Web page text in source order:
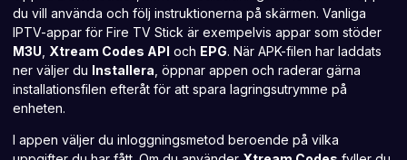
du vill använda och följ instruktionerna på skärmen. Vanliga
IPTV-appar för Fire TV Stick är exempelvis appar som stöder
M3U Xtream Codes API och EPG. När APK-filen har laddats
ner väljer du Installera , öppnar appen och raderar gärna
installationsfilen efteråt för att spara lagringsutrymme på
enheten.
I appen väljer du inloggningsmetod beroende på vilka